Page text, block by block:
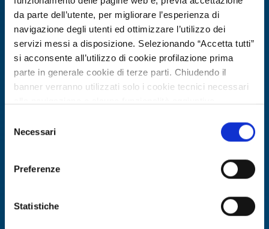
da parte dell’utente, per migliorare l’esperienza di
navigazione degli utenti ed ottimizzare l’utilizzo dei
servizi messi a disposizione. Selezionando “Accetta tutti”
si acconsente all’utilizzo di cookie profilazione prima
parte in generale cookie di terze parti. Chiudendo il
banner verranno utilizzati solo i cookie tecnici necessari
Per conoscere i dettagli, consulta la nostra cookie policy.
https://www.openinnovation.regione.lombardia.it/it/co
https://www.openinnovation.regione.lombardia.it/it/pr
delNecessari
Preferenze
Statistiche
Technology offer
Piattaforma digitale per la gestione
tesi universitarie e validazione
ID: TOGR20260702024